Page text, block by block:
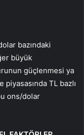
bazındaki
büyük
güçlenmesi ya
piyasasında TL bazlı
ons/dolar